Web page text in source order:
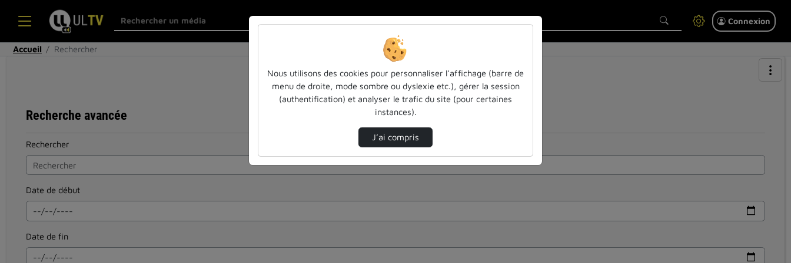
Connexion
Accueil Rechercher
Recherche avancée
Rechercher
Date de début
Date de fin
Nous utilisons des cookies pour personnaliser l’affichage (barre de
menu de droite, mode sombre ou dyslexie etc.), gérer la session
(authentification) et analyser le trafic du site (pour certaines
instances).
J’ai compris